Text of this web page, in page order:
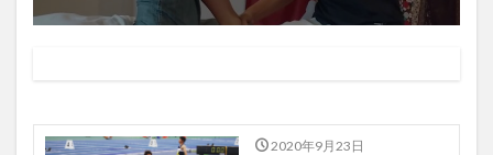
2020年9月23日